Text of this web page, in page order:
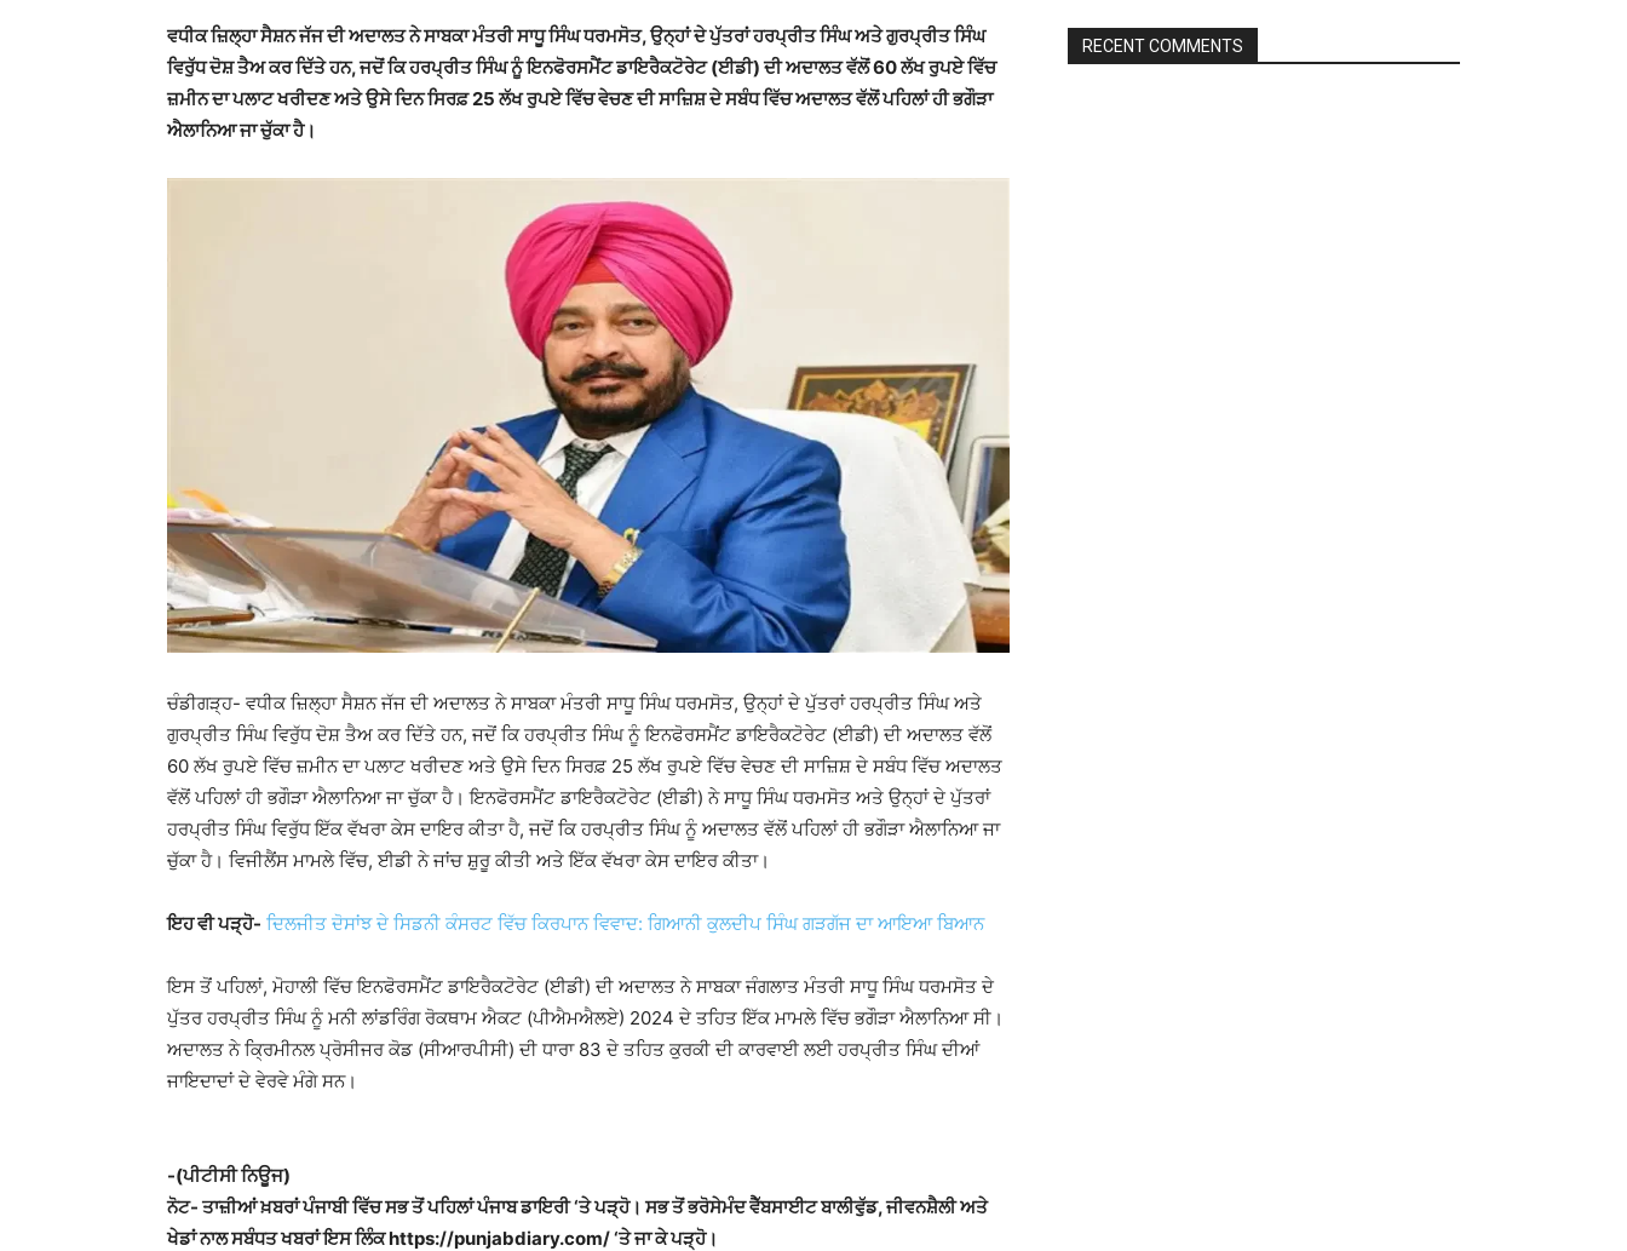
ਵਧੀਕ ਜ਼ਿਲ੍ਹਾ ਸੈਸ਼ਨ ਜੱਜ ਦੀ ਅਦਾਲਤ ਨੇ ਸਾਬਕਾ ਮੰਤਰੀ ਸਾਧੂ ਸਿੰਘ ਧਰਮਸੋਤ, ਉਨ੍ਹਾਂ ਦੇ ਪੁੱਤਰਾਂ ਹਰਪ੍ਰੀਤ ਸਿੰਘ ਅਤੇ ਗੁਰਪ੍ਰੀਤ ਸਿੰਘ
ਵਿਰੁੱਧ ਦੋਸ਼ ਤੈਅ ਕਰ ਦਿੱਤੇ ਹਨ, ਜਦੋਂ ਕਿ ਹਰਪ੍ਰੀਤ ਸਿੰਘ ਨੂੰ ਇਨਫੋਰਸਮੈਂਟ ਡਾਇਰੈਕਟੋਰੇਟ (ਈਡੀ) ਦੀ ਅਦਾਲਤ ਵੱਲੋਂ 60 ਲੱਖ ਰੁਪਏ ਵਿੱਚ
ਜ਼ਮੀਨ ਦਾ ਪਲਾਟ ਖਰੀਦਣ ਅਤੇ ਉਸੇ ਦਿਨ ਸਿਰਫ਼ 25 ਲੱਖ ਰੁਪਏ ਵਿੱਚ ਵੇਚਣ ਦੀ ਸਾਜ਼ਿਸ਼ ਦੇ ਸਬੰਧ ਵਿੱਚ ਅਦਾਲਤ ਵੱਲੋਂ ਪਹਿਲਾਂ ਹੀ ਭਗੌੜਾ
ਐਲਾਨਿਆ ਜਾ ਚੁੱਕਾ ਹੈ।
ਚੰਡੀਗੜ੍ਹ- ਵਧੀਕ ਜ਼ਿਲ੍ਹਾ ਸੈਸ਼ਨ ਜੱਜ ਦੀ ਅਦਾਲਤ ਨੇ ਸਾਬਕਾ ਮੰਤਰੀ ਸਾਧੂ ਸਿੰਘ ਧਰਮਸੋਤ, ਉਨ੍ਹਾਂ ਦੇ ਪੁੱਤਰਾਂ ਹਰਪ੍ਰੀਤ ਸਿੰਘ ਅਤੇ
ਗੁਰਪ੍ਰੀਤ ਸਿੰਘ ਵਿਰੁੱਧ ਦੋਸ਼ ਤੈਅ ਕਰ ਦਿੱਤੇ ਹਨ, ਜਦੋਂ ਕਿ ਹਰਪ੍ਰੀਤ ਸਿੰਘ ਨੂੰ ਇਨਫੋਰਸਮੈਂਟ ਡਾਇਰੈਕਟੋਰੇਟ (ਈਡੀ) ਦੀ ਅਦਾਲਤ ਵੱਲੋਂ
60 ਲੱਖ ਰੁਪਏ ਵਿੱਚ ਜ਼ਮੀਨ ਦਾ ਪਲਾਟ ਖਰੀਦਣ ਅਤੇ ਉਸੇ ਦਿਨ ਸਿਰਫ਼ 25 ਲੱਖ ਰੁਪਏ ਵਿੱਚ ਵੇਚਣ ਦੀ ਸਾਜ਼ਿਸ਼ ਦੇ ਸਬੰਧ ਵਿੱਚ ਅਦਾਲਤ
ਵੱਲੋਂ ਪਹਿਲਾਂ ਹੀ ਭਗੌੜਾ ਐਲਾਨਿਆ ਜਾ ਚੁੱਕਾ ਹੈ। ਇਨਫੋਰਸਮੈਂਟ ਡਾਇਰੈਕਟੋਰੇਟ (ਈਡੀ) ਨੇ ਸਾਧੂ ਸਿੰਘ ਧਰਮਸੋਤ ਅਤੇ ਉਨ੍ਹਾਂ ਦੇ ਪੁੱਤਰਾਂ
ਹਰਪ੍ਰੀਤ ਸਿੰਘ ਵਿਰੁੱਧ ਇੱਕ ਵੱਖਰਾ ਕੇਸ ਦਾਇਰ ਕੀਤਾ ਹੈ, ਜਦੋਂ ਕਿ ਹਰਪ੍ਰੀਤ ਸਿੰਘ ਨੂੰ ਅਦਾਲਤ ਵੱਲੋਂ ਪਹਿਲਾਂ ਹੀ ਭਗੌੜਾ ਐਲਾਨਿਆ ਜਾ
ਚੁੱਕਾ ਹੈ। ਵਿਜੀਲੈਂਸ ਮਾਮਲੇ ਵਿੱਚ, ਈਡੀ ਨੇ ਜਾਂਚ ਸ਼ੁਰੂ ਕੀਤੀ ਅਤੇ ਇੱਕ ਵੱਖਰਾ ਕੇਸ ਦਾਇਰ ਕੀਤਾ।
ਇਹ ਵੀ ਪੜ੍ਹੋ- ਦਿਲਜੀਤ ਦੋਸਾਂਝ ਦੇ ਸਿਡਨੀ ਕੰਸਰਟ ਵਿੱਚ ਕਿਰਪਾਨ ਵਿਵਾਦ: ਗਿਆਨੀ ਕੁਲਦੀਪ ਸਿੰਘ ਗੜਗੱਜ ਦਾ ਆਇਆ ਬਿਆਨ
ਇਸ ਤੋਂ ਪਹਿਲਾਂ, ਮੋਹਾਲੀ ਵਿੱਚ ਇਨਫੋਰਸਮੈਂਟ ਡਾਇਰੈਕਟੋਰੇਟ (ਈਡੀ) ਦੀ ਅਦਾਲਤ ਨੇ ਸਾਬਕਾ ਜੰਗਲਾਤ ਮੰਤਰੀ ਸਾਧੂ ਸਿੰਘ ਧਰਮਸੋਤ ਦੇ
ਪੁੱਤਰ ਹਰਪ੍ਰੀਤ ਸਿੰਘ ਨੂੰ ਮਨੀ ਲਾਂਡਰਿੰਗ ਰੋਕਥਾਮ ਐਕਟ (ਪੀਐਮਐਲਏ) 2024 ਦੇ ਤਹਿਤ ਇੱਕ ਮਾਮਲੇ ਵਿੱਚ ਭਗੌੜਾ ਐਲਾਨਿਆ ਸੀ।
ਅਦਾਲਤ ਨੇ ਕ੍ਰਿਮੀਨਲ ਪ੍ਰੋਸੀਜਰ ਕੋਡ (ਸੀਆਰਪੀਸੀ) ਦੀ ਧਾਰਾ 83 ਦੇ ਤਹਿਤ ਕੁਰਕੀ ਦੀ ਕਾਰਵਾਈ ਲਈ ਹਰਪ੍ਰੀਤ ਸਿੰਘ ਦੀਆਂ
ਜਾਇਦਾਦਾਂ ਦੇ ਵੇਰਵੇ ਮੰਗੇ ਸਨ।
-(ਪੀਟੀਸੀ ਨਿਊਜ)
ਨੋਟ- ਤਾਜ਼ੀਆਂ ਖ਼ਬਰਾਂ ਪੰਜਾਬੀ ਵਿੱਚ ਸਭ ਤੋਂ ਪਹਿਲਾਂ ਪੰਜਾਬ ਡਾਇਰੀ ‘ਤੇ ਪੜ੍ਹੋ। ਸਭ ਤੋਂ ਭਰੋਸੇਮੰਦ ਵੈੱਬਸਾਈਟ ਬਾਲੀਵੁੱਡ, ਜੀਵਨਸ਼ੈਲੀ ਅਤੇ
ਖੇਡਾਂ ਨਾਲ ਸਬੰਧਤ ਖਬਰਾਂ ਇਸ ਲਿੰਕ https://punjabdiary.com/ ‘ਤੇ ਜਾ ਕੇ ਪੜ੍ਹੋ।
RECENT COMMENTS